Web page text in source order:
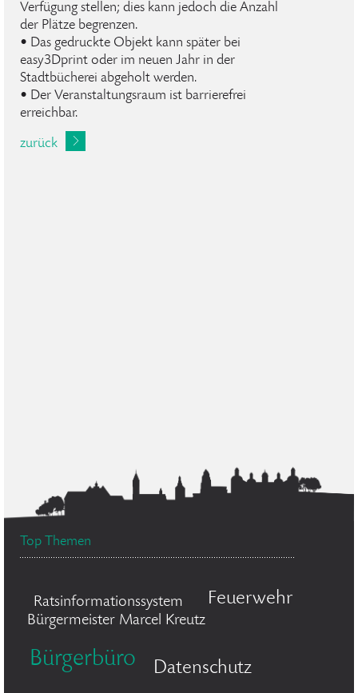
Verfügung stellen; dies kann jedoch die Anzahl
der Plätze begrenzen.
• Das gedruckte Objekt kann später bei
easy3Dprint oder im neuen Jahr in der
Stadtbücherei abgeholt werden.
• Der Veranstaltungsraum ist barrierefrei
erreichbar.
zurück
Top Themen
Ratsinformationssystem Feuerwehr
Bürgermeister Marcel Kreutz
Bürgerbüro Datenschutz